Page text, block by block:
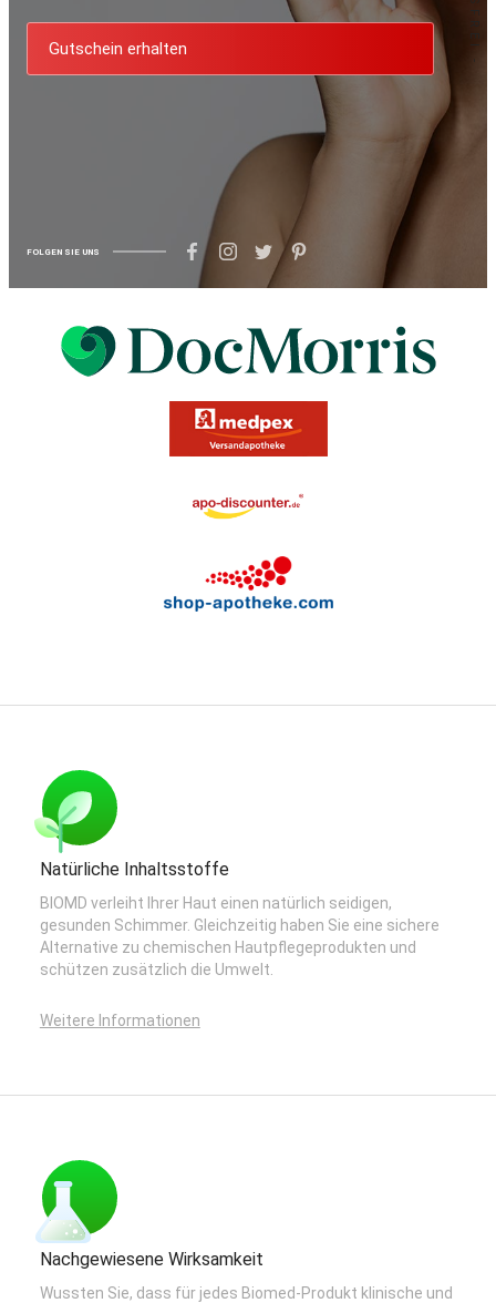
Gutschein erhalten
FOLGEN SIE UNS
Natürliche Inhaltsstoffe
BIOMD verleiht Ihrer Haut einen natürlich seidigen,
gesunden Schimmer. Gleichzeitig haben Sie eine sichere
Alternative zu chemischen Hautpflegeprodukten und
schützen zusätzlich die Umwelt.
Weitere Informationen
Nachgewiesene Wirksamkeit
Wussten Sie, dass für jedes Biomed-Produkt klinische und